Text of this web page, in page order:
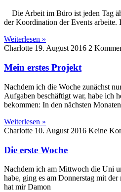
Die Arbeit im Büro ist jeden Tag
der Koordination der Events arbeite.
Weiterlesen »
Charlotte 19. August 2016 2
Mein erstes Projekt
Nachdem ich die Woche zunächst
Aufgaben beschäftigt war, habe ich
bekommen: In den nächsten
Weiterlesen »
Charlotte 10. August 2016 Keine
Die erste Woche
Nachdem ich am Mittwoch die Uni
habe, ging es am Donnerstag mit
hat mir Damon